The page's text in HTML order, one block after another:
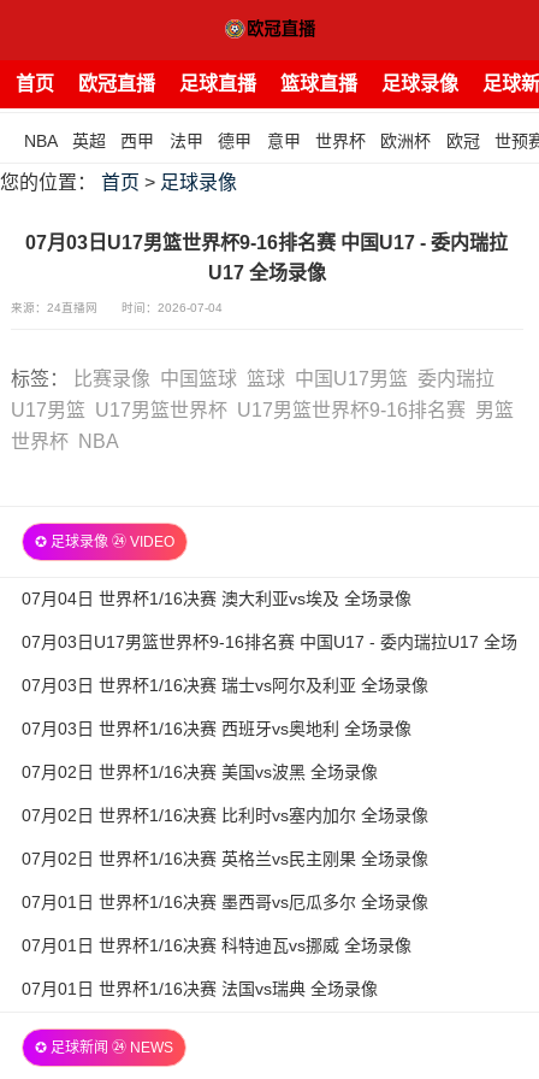
首页 欧冠直播 足球直播 篮球直播 足球录像 足球
NBA 英超 西甲 法甲 德甲 意甲 世界杯 欧洲杯 欧冠 世预
您的位置： 首页 > 足球录像
07月03日U17男篮世界杯9-16排名赛 中国U17 - 委内瑞拉
U17 全场录像
来源：24直播网 时间：2026-07-04
标签 ： 比赛录像 中国篮球 篮球 中国U17男篮 委内瑞拉
U17男篮 U17男篮世界杯 U17男篮世界杯9-16排名赛 男篮
世界杯 NBA
✪ 足球录像 ㉔ VIDEO
07月04日 世界杯1/16决赛 澳大利亚vs埃及 全场录像
07月03日U17男篮世界杯9-16排名赛 中国U17 - 委内瑞拉U17 全场
录像
07月03日 世界杯1/16决赛 瑞士vs阿尔及利亚 全场录像
07月03日 世界杯1/16决赛 西班牙vs奥地利 全场录像
07月02日 世界杯1/16决赛 美国vs波黑 全场录像
07月02日 世界杯1/16决赛 比利时vs塞内加尔 全场录像
07月02日 世界杯1/16决赛 英格兰vs民主刚果 全场录像
07月01日 世界杯1/16决赛 墨西哥vs厄瓜多尔 全场录像
07月01日 世界杯1/16决赛 科特迪瓦vs挪威 全场录像
07月01日 世界杯1/16决赛 法国vs瑞典 全场录像
✪ 足球新闻 ㉔ NEWS